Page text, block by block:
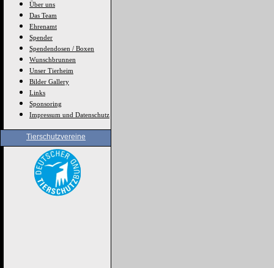
Über uns
Das Team
Ehrenamt
Spender
Spendendosen / Boxen
Wunschbrunnen
Unser Tierheim
Bilder Gallery
Links
Sponsoring
Impressum und Datenschutz
Tierschutzvereine